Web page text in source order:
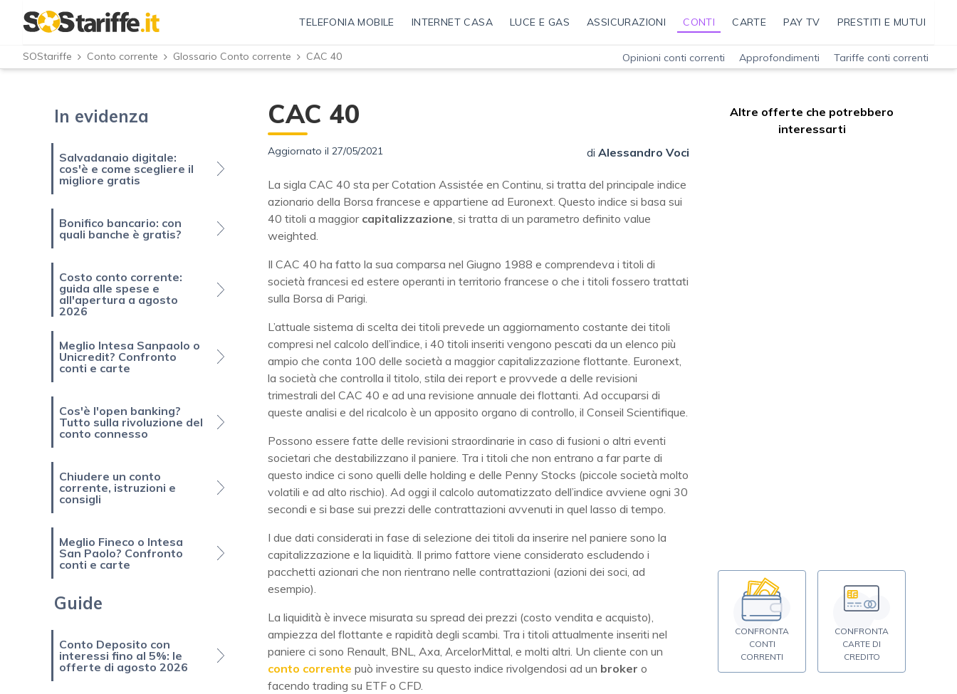
TELEFONIA MOBILE INTERNET CASA LUCE E GAS ASSICURAZIONI CONTI CARTE PAY TV PRESTITI E MUTUI
SOStariffe Conto corrente Glossario Conto corrente CAC 40 Opinioni conti correnti Approfondimenti Tariffe conti correnti
In evidenza
Salvadanaio digitale:
cos'è e come scegliere il
migliore gratis
Bonifico bancario: con
quali banche è gratis?
Costo conto corrente:
guida alle spese e
all'apertura a agosto
2026
Meglio Intesa Sanpaolo o
Unicredit? Confronto
conti e carte
Cos'è l'open banking?
Tutto sulla rivoluzione del
conto connesso
Chiudere un conto
corrente, istruzioni e
consigli
Meglio Fineco o Intesa
San Paolo? Confronto
conti e carte
Guide
Conto Deposito con
interessi fino al 5%: le
offerte di agosto 2026
CAC 40
Aggiornato il 27/05/2021 di Alessandro Voci
La sigla CAC 40 sta per Cotation Assistée en Continu, si tratta del principale indice
azionario della Borsa francese e appartiene ad Euronext. Questo indice si basa sui
40 titoli a maggior capitalizzazione, si tratta di un parametro definito value
weighted.
Il CAC 40 ha fatto la sua comparsa nel Giugno 1988 e comprendeva i titoli di
società francesi ed estere operanti in territorio francese o che i titoli fossero trattati
sulla Borsa di Parigi.
L’attuale sistema di scelta dei titoli prevede un aggiornamento costante dei titoli
compresi nel calcolo dell’indice, i 40 titoli inseriti vengono pescati da un elenco più
ampio che conta 100 delle società a maggior capitalizzazione flottante. Euronext,
la società che controlla il titolo, stila dei report e provvede a delle revisioni
trimestrali del CAC 40 e ad una revisione annuale dei flottanti. Ad occuparsi di
queste analisi e del ricalcolo è un apposito organo di controllo, il Conseil Scientifique.
Possono essere fatte delle revisioni straordinarie in caso di fusioni o altri eventi
societari che destabilizzano il paniere. Tra i titoli che non entrano a far parte di
questo indice ci sono quelli delle holding e delle Penny Stocks (piccole società molto
volatili e ad alto rischio). Ad oggi il calcolo automatizzato dell’indice avviene ogni 30
secondi e si base sui prezzi delle contrattazioni avvenuti in quel lasso di tempo.
I due dati considerati in fase di selezione dei titoli da inserire nel paniere sono la
capitalizzazione e la liquidità. Il primo fattore viene considerato escludendo i
pacchetti azionari che non rientrano nelle contrattazioni (azioni dei soci, ad
esempio).
La liquidità è invece misurata su spread dei prezzi (costo vendita e acquisto),
ampiezza del flottante e rapidità degli scambi. Tra i titoli attualmente inseriti nel
paniere ci sono Renault, BNL, Axa, ArcelorMittal, e molti altri. Un cliente con un
conto corrente può investire su questo indice rivolgendosi ad un broker o
facendo trading su ETF o CFD.
Altre offerte che potrebbero
interessarti
CONFRONTA
CONTI
CORRENTI
CONFRONTA
CARTE DI
CREDITO